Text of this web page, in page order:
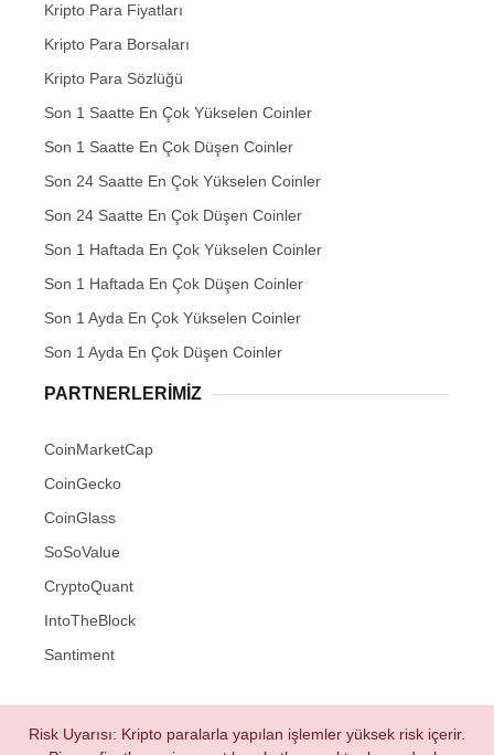
Kripto Para Fiyatları
Kripto Para Borsaları
Kripto Para Sözlüğü
Son 1 Saatte En Çok Yükselen Coinler
Son 1 Saatte En Çok Düşen Coinler
Son 24 Saatte En Çok Yükselen Coinler
Son 24 Saatte En Çok Düşen Coinler
Son 1 Haftada En Çok Yükselen Coinler
Son 1 Haftada En Çok Düşen Coinler
Son 1 Ayda En Çok Yükselen Coinler
Son 1 Ayda En Çok Düşen Coinler
PARTNERLERIMIZ
CoinMarketCap
CoinGecko
CoinGlass
SoSoValue
CryptoQuant
IntoTheBlock
Santiment
Risk Uyarısı: Kripto paralarla yapılan işlemler yüksek risk içerir.